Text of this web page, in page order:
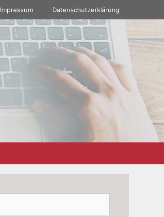
Impressum Datenschutzerklärung